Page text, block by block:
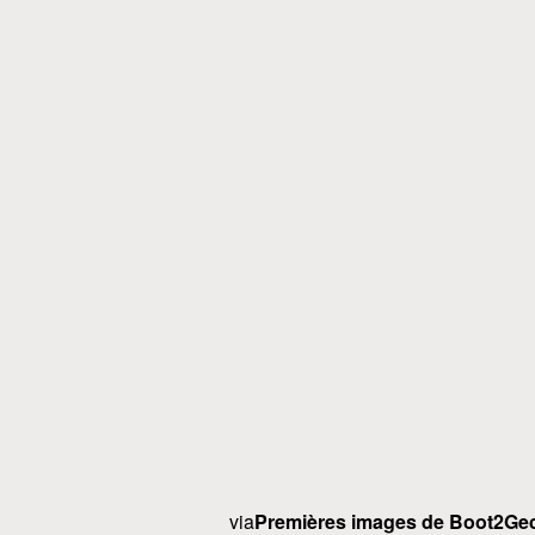
viaPremières images de